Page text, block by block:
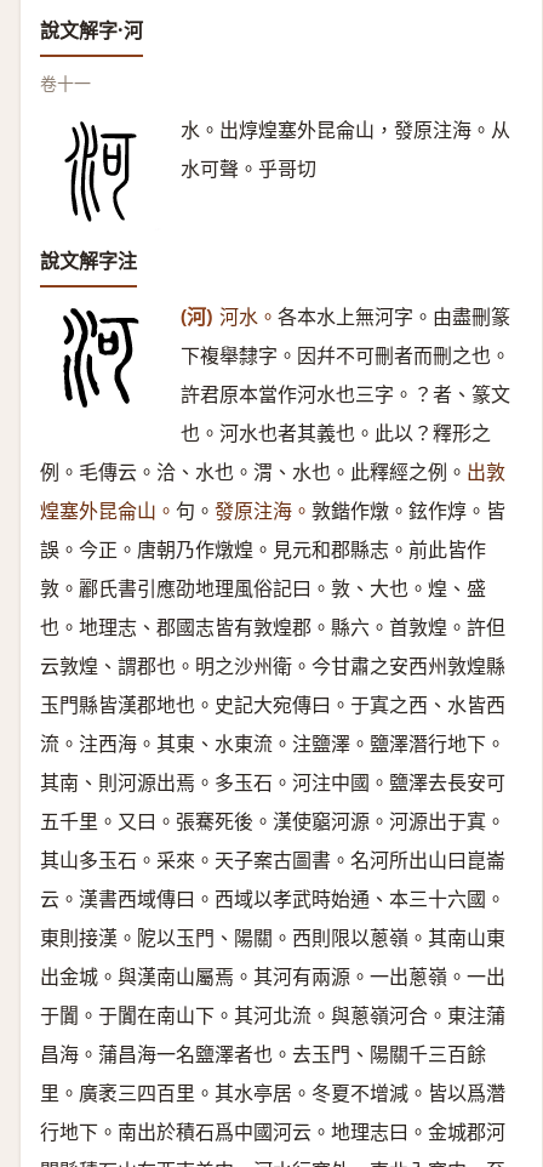
說文解字·河
卷十一
水。出焞煌塞外昆侖山，發原注海。从
水可聲。乎哥切
說文解字注
(河) 河水。 各本水上無河字。由盡刪篆
下複舉隸字。因幷不可刪者而刪之也。
許君原本當作河水也三字。？者、篆文
也。河水也者其義也。此以？釋形之
例。毛傳云。洽、水也。渭、水也。此釋經之例。 出敦
煌塞外昆侖山。 句。 發原注海。 敦鍇作燉。鉉作焞。皆
誤。今正。唐朝乃作燉煌。見元和郡縣志。前此皆作
敦。酈氏書引應劭地理風俗記曰。敦、大也。煌、盛
也。地理志、郡國志皆有敦煌郡。縣六。首敦煌。許但
云敦煌、謂郡也。明之沙州衛。今甘肅之安西州敦煌縣
玉門縣皆漢郡地也。史記大宛傳曰。于寘之西、水皆西
流。注西海。其東、水東流。注鹽澤。鹽澤潛行地下。
其南、則河源出焉。多玉石。河注中國。鹽澤去長安可
五千里。又曰。張騫死後。漢使竆河源。河源出于寘。
其山多玉石。采來。天子案古圖書。名河所出山曰崑崙
云。漢書西域傳曰。西域以孝武時始通、本三十六國。
東則接漢。阸以玉門、陽關。西則限以蔥嶺。其南山東
出金城。與漢南山屬焉。其河有兩源。一出蔥嶺。一出
于闐。于闐在南山下。其河北流。與蔥嶺河合。東注蒲
昌海。蒲昌海一名鹽澤者也。去玉門、陽關千三百餘
里。廣袤三四百里。其水亭居。冬夏不增減。皆以爲濳
行地下。南出於積石爲中國河云。地理志曰。金城郡河